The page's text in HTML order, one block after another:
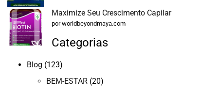
Maximize Seu Crescimento Capilar
por worldbeyondmaya.com
Categorias
Blog (123)
BEM-ESTAR (20)